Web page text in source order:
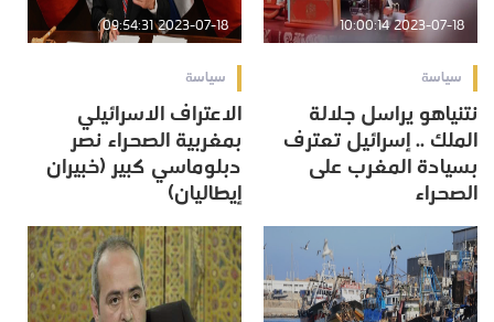
2023-07-18 10:00:14
سياسة
نتنياهو يراسل جلالة
الملك .. إسرائيل تعترف
بسيادة المغرب على
الصحراء
2023-07-18 09:54:31
سياسة
الاعتراف الاسرائيلي
بمغربية الصحراء نصر
دبلوماسي كبير (خبيران
إيطاليان)